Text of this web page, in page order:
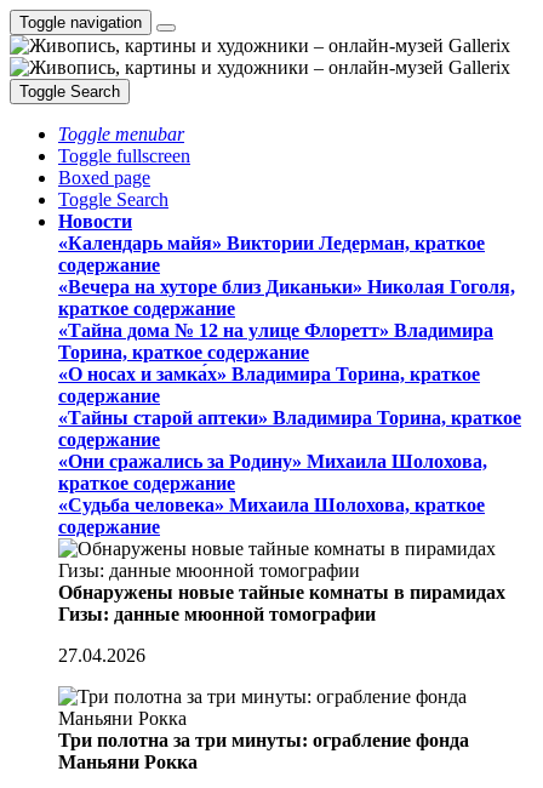
Toggle navigation
Toggle Search
Toggle menubar
Toggle fullscreen
Boxed page
Toggle Search
Новости
«Календарь майя» Виктории Ледерман, краткое
содержание
«Вечера на хуторе близ Диканьки» Николая Гоголя,
краткое содержание
«Тайна дома № 12 на улице Флоретт» Владимира
Торина, краткое содержание
«О носах и замка́х» Владимира Торина, краткое
содержание
«Тайны старой аптеки» Владимира Торина, краткое
содержание
«Они сражались за Родину» Михаила Шолохова,
краткое содержание
«Судьба человека» Михаила Шолохова, краткое
содержание
Обнаружены новые тайные комнаты в пирамидах
Гизы: данные мюонной томографии
27.04.2026
Три полотна за три минуты: ограбление фонда
Маньяни Рокка